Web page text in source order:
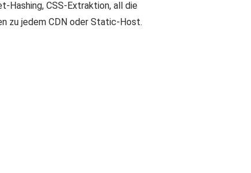
Hashing, CSS-Extraktion, all die
zu jedem CDN oder Static-Host.